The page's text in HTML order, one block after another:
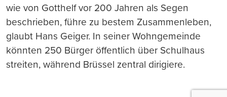
wie von Gotthelf vor 200 Jahren als Segen
beschrieben, führe zu bestem Zusammenleben,
glaubt Hans Geiger. In seiner Wohngemeinde
könnten 250 Bürger öffentlich über Schulhaus
streiten, während Brüssel zentral dirigiere.